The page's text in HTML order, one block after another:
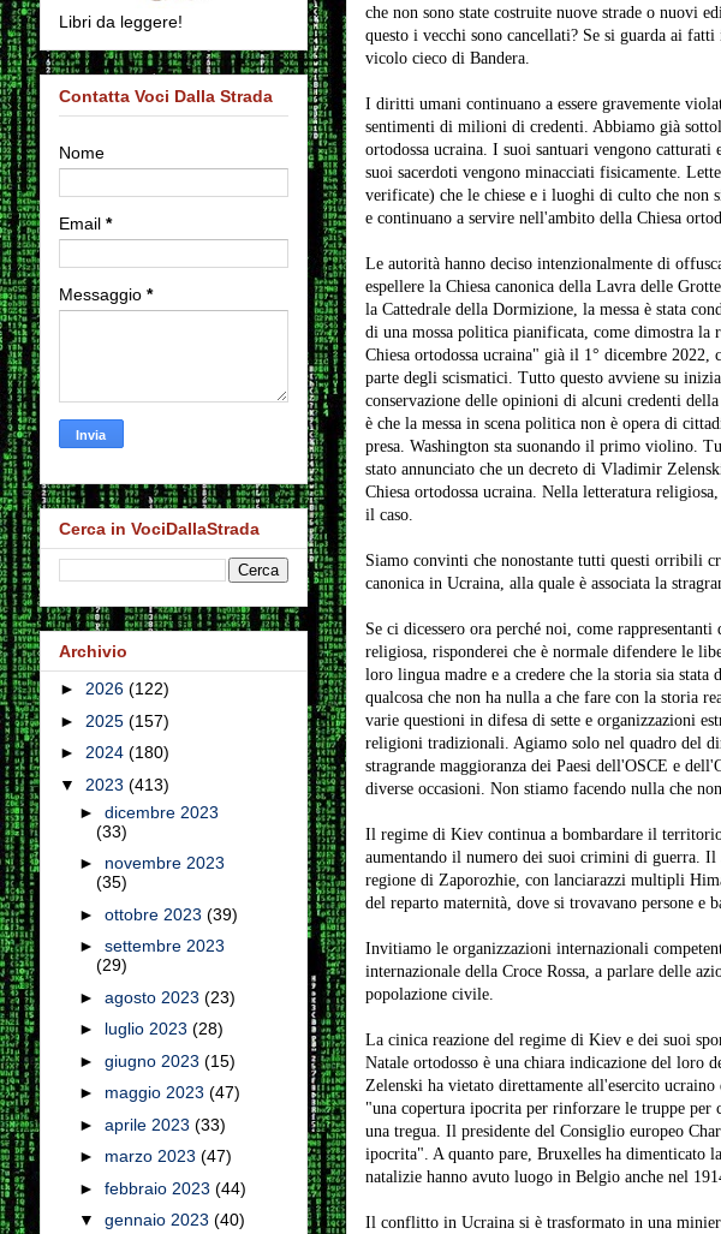
che non sono state costruite nuove strade o nuovi
questo i vecchi sono cancellati? Se si guarda ai
vicolo cieco di Bandera.
I diritti umani continuano a essere gravemente
sentimenti di milioni di credenti. Abbiamo già
ortodossa ucraina. I suoi santuari vengono catturati
suoi sacerdoti vengono minacciati fisicamente.
verificate) che le chiese e i luoghi di culto che non
e continuano a servire nell'ambito della Chiesa
Le autorità hanno deciso intenzionalmente di
espellere la Chiesa canonica della Lavra delle
la Cattedrale della Dormizione, la messa è stata
di una mossa politica pianificata, come dimostra
Chiesa ortodossa ucraina" già il 1° dicembre
parte degli scismatici. Tutto questo avviene su
conservazione delle opinioni di alcuni credenti
è che la messa in scena politica non è opera di
presa. Washington sta suonando il primo violino.
stato annunciato che un decreto di Vladimir
Chiesa ortodossa ucraina. Nella letteratura
il caso.
Siamo convinti che nonostante tutti questi orribili
canonica in Ucraina, alla quale è associata la
Se ci dicessero ora perché noi, come
religiosa, risponderei che è normale difendere le
loro lingua madre e a credere che la storia sia
qualcosa che non ha nulla a che fare con la storia
varie questioni in difesa di sette e organizzazioni
religioni tradizionali. Agiamo solo nel quadro del
stragrande maggioranza dei Paesi dell'OSCE e
diverse occasioni. Non stiamo facendo nulla che
Il regime di Kiev continua a bombardare il
aumentando il numero dei suoi crimini di guerra. Il
regione di Zaporozhie, con lanciarazzi multipli
del reparto maternità, dove si trovavano persone e
Invitiamo le organizzazioni internazionali
internazionale della Croce Rossa, a parlare delle
popolazione civile.
La cinica reazione del regime di Kiev e dei suoi
Natale ortodosso è una chiara indicazione del
Zelenski ha vietato direttamente all'esercito
"una copertura ipocrita per rinforzare le truppe
una tregua. Il presidente del Consiglio europeo
ipocrita". A quanto pare, Bruxelles ha dimenticato
natalizie hanno avuto luogo in Belgio anche nel
Il conflitto in Ucraina si è trasformato in una
Libri da leggere!
Contatta Voci Dalla Strada
Nome
Email *
Messaggio *
Cerca in VociDallaStrada
Archivio
► 2026 (122)
► 2025 (157)
► 2024 (180)
▼ 2023 (413)
►dicembre 2023
(33)
► novembre 2023
(35)
►ottobre 2023(39)
►settembre 2023
(29)
►agosto 2023(23)
► luglio 2023(28)
►giugno 2023(15)
► maggio 2023(47)
►aprile 2023(33)
► marzo 2023(47)
►febbraio 2023(44)
▼gennaio 2023(40)